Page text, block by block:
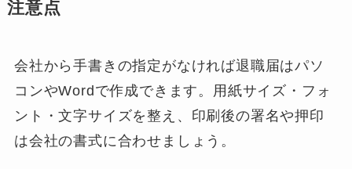
注意点
会社から手書きの指定がなければ退職届はパソ
コンやWordで作成できます。用紙サイズ・フォ
ント・文字サイズを整え、印刷後の署名や押印
は会社の書式に合わせましょう。